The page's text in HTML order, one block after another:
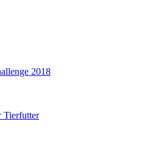
2018
Tierfutter